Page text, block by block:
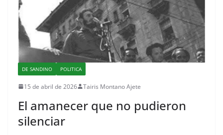
DE SANDINO POLITICA
15 de abril de 2026 Tairis Montano Ajete
El amanecer que no pudieron
silenciar